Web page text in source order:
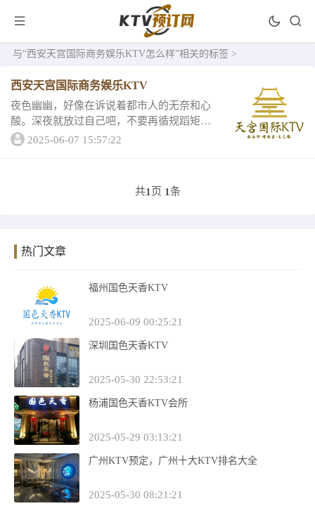
与“西安天宫国际商务娱乐KTV怎么样”相关的标签 >
西安天宫国际商务娱乐KTV
夜色幽幽，好像在诉说着都市人的无奈和心
酸。深夜就放过自己吧，不要再循规蹈矩，
不要畏手畏脚，来西安天宫国际商务娱乐KT
2025-06-07 15:57:22
共1 页 1条
热门文章
福州国色天香KTV
2025-06-09 00:25:21
深圳国色天香KTV
2025-05-30 22:53:21
杨浦国色天香KTV会所
2025-05-29 03:13:21
广州KTV预定，广州十大KTV排名大全
2025-05-30 08:21:21